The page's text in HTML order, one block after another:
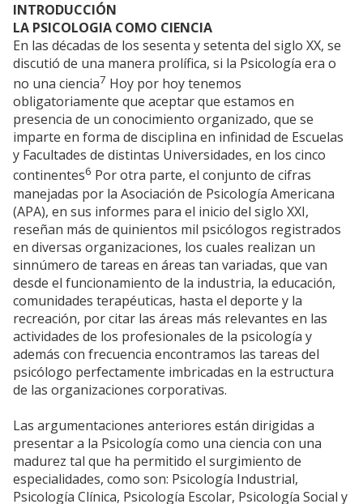
INTRODUCCIÓN
LA PSICOLOGIA COMO CIENCIA
En las décadas de los sesenta y setenta del siglo XX, se
discutió de una manera prolífica, si la Psicología era o
no una ciencia7 Hoy por hoy tenemos
obligatoriamente que aceptar que estamos en
presencia de un conocimiento organizado, que se
imparte en forma de disciplina en infinidad de Escuelas
y Facultades de distintas Universidades, en los cinco
continentes6 Por otra parte, el conjunto de cifras
manejadas por la Asociación de Psicología Americana
(APA), en sus informes para el inicio del siglo XXI,
reseñan más de quinientos mil psicólogos registrados
en diversas organizaciones, los cuales realizan un
sinnúmero de tareas en áreas tan variadas, que van
desde el funcionamiento de la industria, la educación,
comunidades terapéuticas, hasta el deporte y la
recreación, por citar las áreas más relevantes en las
actividades de los profesionales de la psicología y
además con frecuencia encontramos las tareas del
psicólogo perfectamente imbricadas en la estructura
de las organizaciones corporativas.
Las argumentaciones anteriores están dirigidas a
presentar a la Psicología como una ciencia con una
madurez tal que ha permitido el surgimiento de
especialidades, como son: Psicología Industrial,
Psicología Clínica, Psicología Escolar, Psicología Social y